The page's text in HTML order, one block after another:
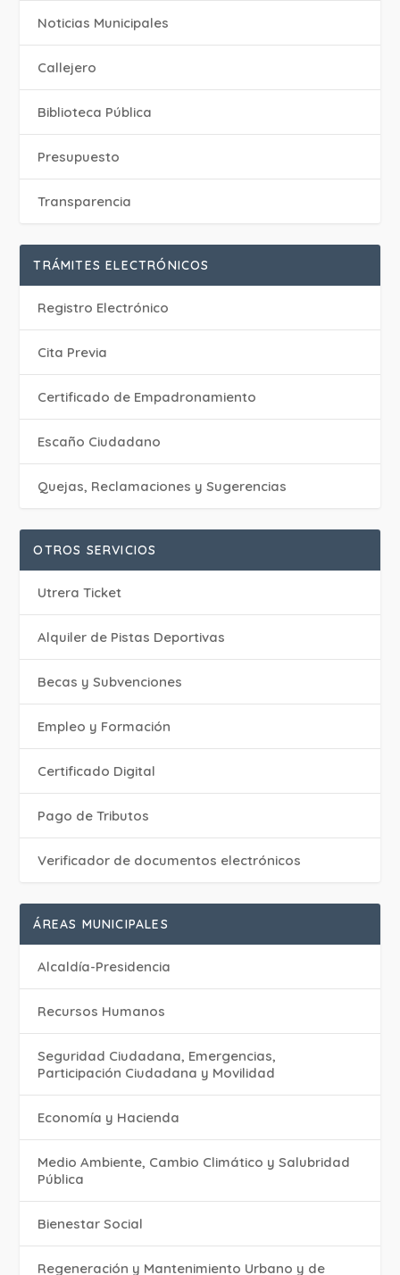
‎Noticias Municipales
Callejero
Biblioteca Pública
Presupuesto
Transparencia
TRÁMITES ELECTRÓNICOS
Registro Electrónico
Cita Previa
Certificado de Empadronamiento
Escaño Ciudadano
Quejas, Reclamaciones y Sugerencias
OTROS SERVICIOS
Utrera Ticket
Alquiler de Pistas Deportivas
Becas y Subvenciones
Empleo y Formación
Certificado Digital
Pago de Tributos
Verificador de documentos electrónicos
ÁREAS MUNICIPALES
Alcaldía-Presidencia
Recursos Humanos
Seguridad Ciudadana, Emergencias,
Participación Ciudadana y Movilidad
Economía y Hacienda
Medio Ambiente, Cambio Climático y Salubridad
Pública
Bienestar Social
Regeneración y Mantenimiento Urbano y de